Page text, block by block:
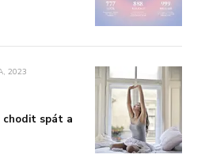
2023
chodit spát a